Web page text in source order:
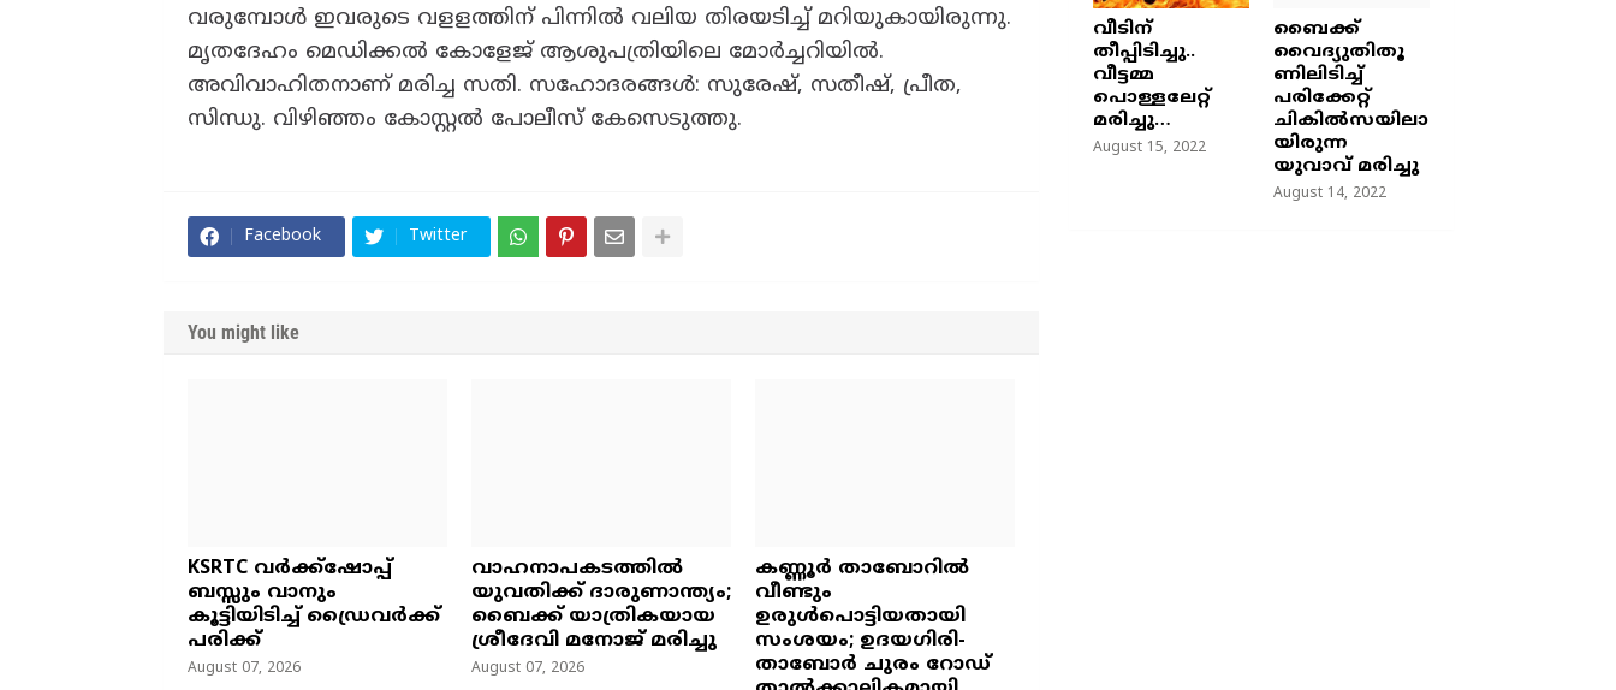
വരുമ്പോൾ ഇവരുടെ വളളത്തിന് പിന്നിൽ വലിയ തിരയടിച്ച് മറിയുകായിരുന്നു.
മൃതദേഹം മെഡിക്കൽ കോളേജ് ആശുപത്രിയിലെ മോർച്ചറിയിൽ.
അവിവാഹിതനാണ് മരിച്ച സതി. സഹോദരങ്ങൾ: സുരേഷ്, സതീഷ്, പ്രീത,
സിന്ധു. വിഴിഞ്ഞം കോസ്റ്റൽ പോലീസ് കേസെടുത്തു.
Facebook Twitter
You might like
KSRTC വർക്ക്ഷോപ്പ്
ബസ്സും വാനും
കൂട്ടിയിടിച്ച് ഡ്രൈവർക്ക്
പരിക്ക്
August 07, 2026
വാഹനാപകടത്തിൽ
യുവതിക്ക് ദാരുണാന്ത്യം;
ബൈക്ക് യാത്രികയായ
ശ്രീദേവി മനോജ് മരിച്ചു
August 07, 2026
കണ്ണൂർ താബോറിൽ
വീണ്ടും
ഉരുൾപൊട്ടിയതായി
സംശയം; ഉദയഗിരി-
താബോർ ചുരം റോഡ്
വീടിന്
തീപ്പിടിച്ചു..
വീട്ടമ്മ
പൊള്ളലേറ്റ്
മരിച്ചു…
August 15, 2022
ബൈക്ക്
വൈദ്യുതിതൂ
ണിലിടിച്ച്‌
പരിക്കേറ്റ്
ചികില്‍സയിലാ
യിരുന്ന
യുവാവ് മരിച്ചു
August 14, 2022